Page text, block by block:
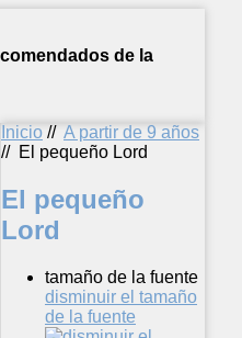
de la
Inicio // A partir de 9 años
// El pequeño Lord
El pequeño
Lord
tamaño de la fuente
disminuir el tamaño
de la fuente